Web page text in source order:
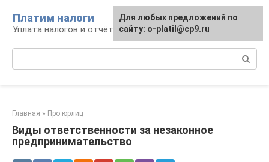
контенту
Платим налоги
Уплата налогов и отчётность
Главная » Про юрлиц
Виды ответственности за незаконное
предпринимательство
Для любых предложений по
сайту: o-platil@cp9.ru